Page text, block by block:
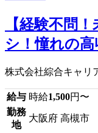
【経験不問
シ！憧れの高
株式会社綜合キャリ
給与 時給1,500円〜
勤務
地
大阪府 高槻市